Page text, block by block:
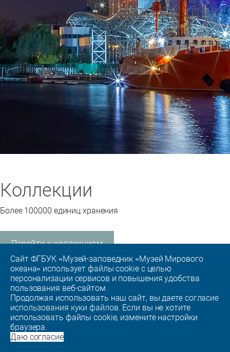
Коллекции
Более 100000 единиц хранения
Перейти к коллекциям
Сайт ФГБУК «Музей-заповедник «Музей Мирового
океана» использует файлы cookie с целью
персонализации сервисов и повышения удобства
пользования веб-сайтом.
Продолжая использовать наш сайт, вы даете согласие
использования куки файлов. Если вы не хотите
использовать файлы cookie, измените настройки
браузера.
Даю согласие